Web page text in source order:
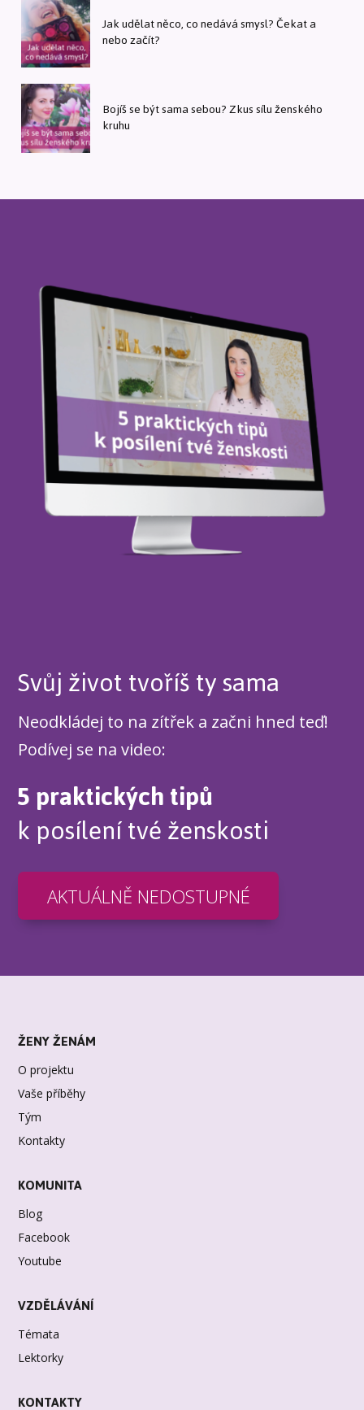
Jak udělat něco, co nedává smysl? Čekat a
nebo začít?
Bojíš se být sama sebou? Zkus sílu ženského
kruhu
Svůj život tvoříš ty sama
Neodkládej to na zítřek a začni hned teď!
Podívej se na video:
5 praktických tipů
k posílení tvé ženskosti
AKTUÁLNĚ NEDOSTUPNÉ
ŽENY ŽENÁM
O projektu
Vaše příběhy
Tým
Kontakty
KOMUNITA
Blog
Facebook
Youtube
VZDĚLÁVÁNÍ
Témata
Lektorky
KONTAKTY